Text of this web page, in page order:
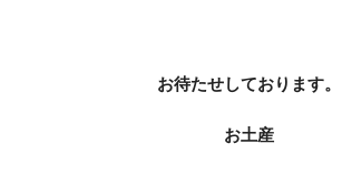
お待たせしております。
お土産